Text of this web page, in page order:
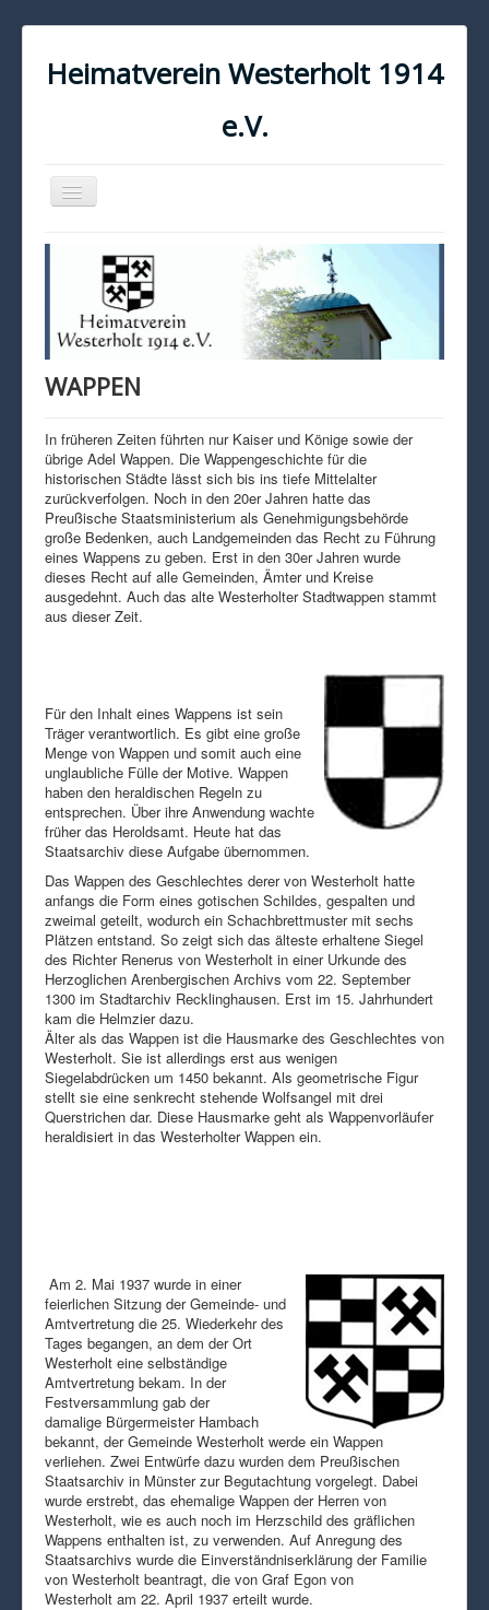
Heimatverein Westerholt 1914
e.V.
Navigation
an/aus
KONTAKT
IMPRESSUM
DATENSCHUTZ
WAPPEN
In früheren Zeiten führten nur Kaiser und Könige sowie der
übrige Adel Wappen. Die Wappengeschichte für die
historischen Städte lässt sich bis ins tiefe Mittelalter
zurückverfolgen. Noch in den 20er Jahren hatte das
Preußische Staatsministerium als Genehmigungsbehörde
große Bedenken, auch Landgemeinden das Recht zu Führung
eines Wappens zu geben. Erst in den 30er Jahren wurde
dieses Recht auf alle Gemeinden, Ämter und Kreise
ausgedehnt. Auch das alte Westerholter Stadtwappen stammt
aus dieser Zeit.
Für den Inhalt eines Wappens ist sein
Träger verantwortlich. Es gibt eine große
Menge von Wappen und somit auch eine
unglaubliche Fülle der Motive. Wappen
haben den heraldischen Regeln zu
entsprechen. Über ihre Anwendung wachte
früher das Heroldsamt. Heute hat das
Staatsarchiv diese Aufgabe übernommen.
Das Wappen des Geschlechtes derer von Westerholt hatte
anfangs die Form eines gotischen Schildes, gespalten und
zweimal geteilt, wodurch ein Schachbrettmuster mit sechs
Plätzen entstand. So zeigt sich das älteste erhaltene Siegel
des Richter Renerus von Westerholt in einer Urkunde des
Herzoglichen Arenbergischen Archivs vom 22. September
1300 im Stadtarchiv Recklinghausen. Erst im 15. Jahrhundert
kam die Helmzier dazu.
Älter als das Wappen ist die Hausmarke des Geschlechtes von
Westerholt. Sie ist allerdings erst aus wenigen
Siegelabdrücken um 1450 bekannt. Als geometrische Figur
stellt sie eine senkrecht stehende Wolfsangel mit drei
Querstrichen dar. Diese Hausmarke geht als Wappenvorläufer
heraldisiert in das Westerholter Wappen ein.
Am 2. Mai 1937 wurde in einer
feierlichen Sitzung der Gemeinde- und
Amtvertretung die 25. Wiederkehr des
Tages begangen, an dem der Ort
Westerholt eine selbständige
Amtvertretung bekam. In der
Festversammlung gab der
damalige Bürgermeister Hambach
bekannt, der Gemeinde Westerholt werde ein Wappen
verliehen. Zwei Entwürfe dazu wurden dem Preußischen
Staatsarchiv in Münster zur Begutachtung vorgelegt. Dabei
wurde erstrebt, das ehemalige Wappen der Herren von
Westerholt, wie es auch noch im Herzschild des gräflichen
Wappens enthalten ist, zu verwenden. Auf Anregung des
Staatsarchivs wurde die Einverständniserklärung der Familie
von Westerholt beantragt, die von Graf Egon von
Westerholt am 22. April 1937 erteilt wurde.